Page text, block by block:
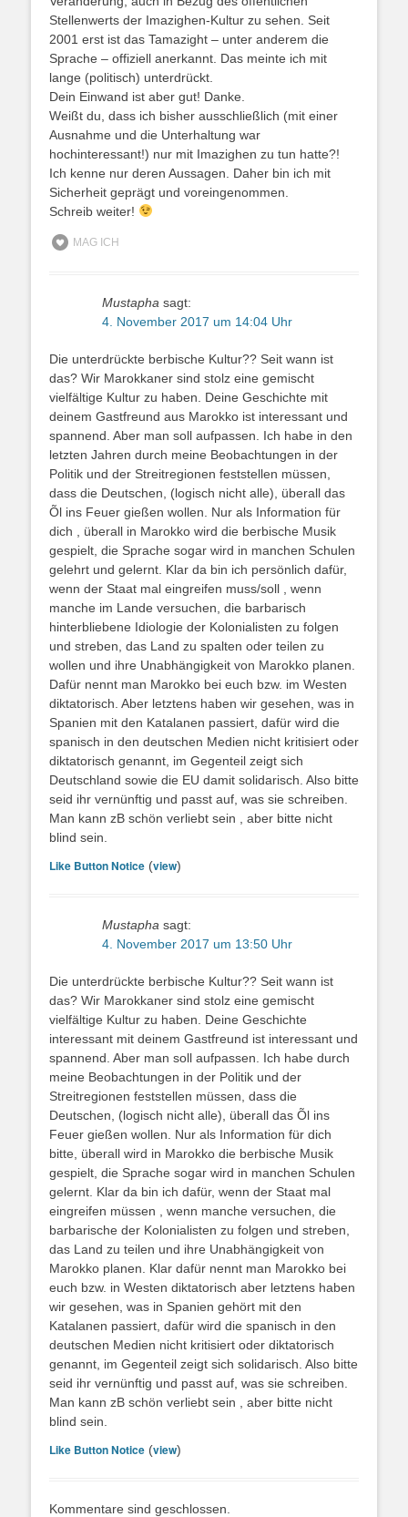
Stellenwerts der Imazighen-Kultur zu sehen. Seit
2001 erst ist das Tamazight – unter anderem die
Sprache – offiziell anerkannt. Das meinte ich mit
lange (politisch) unterdrückt.
Dein Einwand ist aber gut! Danke.
Weißt du, dass ich bisher ausschließlich (mit einer
Ausnahme und die Unterhaltung war
hochinteressant!) nur mit Imazighen zu tun hatte?!
Ich kenne nur deren Aussagen. Daher bin ich mit
Sicherheit geprägt und voreingenommen.
Schreib weiter!
MAG ICH
Mustapha sagt:
4. November 2017 um 14:04 Uhr
Die unterdrückte berbische Kultur?? Seit wann ist
das? Wir Marokkaner sind stolz eine gemischt
vielfältige Kultur zu haben. Deine Geschichte mit
deinem Gastfreund aus Marokko ist interessant und
spannend. Aber man soll aufpassen. Ich habe in den
letzten Jahren durch meine Beobachtungen in der
Politik und der Streitregionen feststellen müssen,
dass die Deutschen, (logisch nicht alle), überall das
Õl ins Feuer gießen wollen. Nur als Information für
dich , überall in Marokko wird die berbische Musik
gespielt, die Sprache sogar wird in manchen Schulen
gelehrt und gelernt. Klar da bin ich persönlich dafür,
wenn der Staat mal eingreifen muss/soll , wenn
manche im Lande versuchen, die barbarisch
hinterbliebene Idiologie der Kolonialisten zu folgen
und streben, das Land zu spalten oder teilen zu
wollen und ihre Unabhängigkeit von Marokko planen.
Dafür nennt man Marokko bei euch bzw. im Westen
diktatorisch. Aber letztens haben wir gesehen, was in
Spanien mit den Katalanen passiert, dafür wird die
spanisch in den deutschen Medien nicht kritisiert oder
diktatorisch genannt, im Gegenteil zeigt sich
Deutschland sowie die EU damit solidarisch. Also bitte
seid ihr vernünftig und passt auf, was sie schreiben.
Man kann zB schön verliebt sein , aber bitte nicht
blind sein.
Like Button Notice (view)
Mustapha sagt:
4. November 2017 um 13:50 Uhr
Die unterdrückte berbische Kultur?? Seit wann ist
das? Wir Marokkaner sind stolz eine gemischt
vielfältige Kultur zu haben. Deine Geschichte
interessant mit deinem Gastfreund ist interessant und
spannend. Aber man soll aufpassen. Ich habe durch
meine Beobachtungen in der Politik und der
Streitregionen feststellen müssen, dass die
Deutschen, (logisch nicht alle), überall das Õl ins
Feuer gießen wollen. Nur als Information für dich
bitte, überall wird in Marokko die berbische Musik
gespielt, die Sprache sogar wird in manchen Schulen
gelernt. Klar da bin ich dafür, wenn der Staat mal
eingreifen müssen , wenn manche versuchen, die
barbarische der Kolonialisten zu folgen und streben,
das Land zu teilen und ihre Unabhängigkeit von
Marokko planen. Klar dafür nennt man Marokko bei
euch bzw. in Westen diktatorisch aber letztens haben
wir gesehen, was in Spanien gehört mit den
Katalanen passiert, dafür wird die spanisch in den
deutschen Medien nicht kritisiert oder diktatorisch
genannt, im Gegenteil zeigt sich solidarisch. Also bitte
seid ihr vernünftig und passt auf, was sie schreiben.
Man kann zB schön verliebt sein , aber bitte nicht
blind sein.
Like Button Notice (view)
Kommentare sind geschlossen.